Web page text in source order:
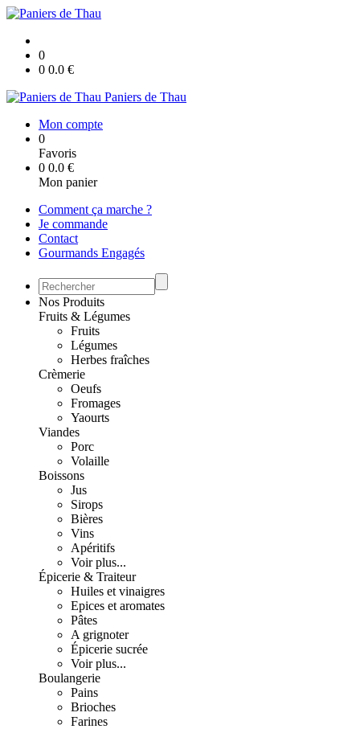
0
0 0.0 €
Paniers de Thau
Mon compte
0
Favoris
0 0.0 €
Mon panier
Comment ça marche ?
Je commande
Contact
Gourmands Engagés
Nos Produits
Fruits & Légumes
Fruits
Légumes
Herbes fraîches
Crèmerie
Oeufs
Fromages
Yaourts
Viandes
Porc
Volaille
Boissons
Jus
Sirops
Bières
Vins
Apéritifs
Voir plus...
Épicerie & Traiteur
Huiles et vinaigres
Epices et aromates
Pâtes
A grignoter
Épicerie sucrée
Voir plus...
Boulangerie
Pains
Brioches
Farines